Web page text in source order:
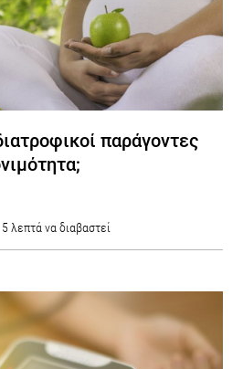
παράγοντες
5 λεπτά να διαβαστεί